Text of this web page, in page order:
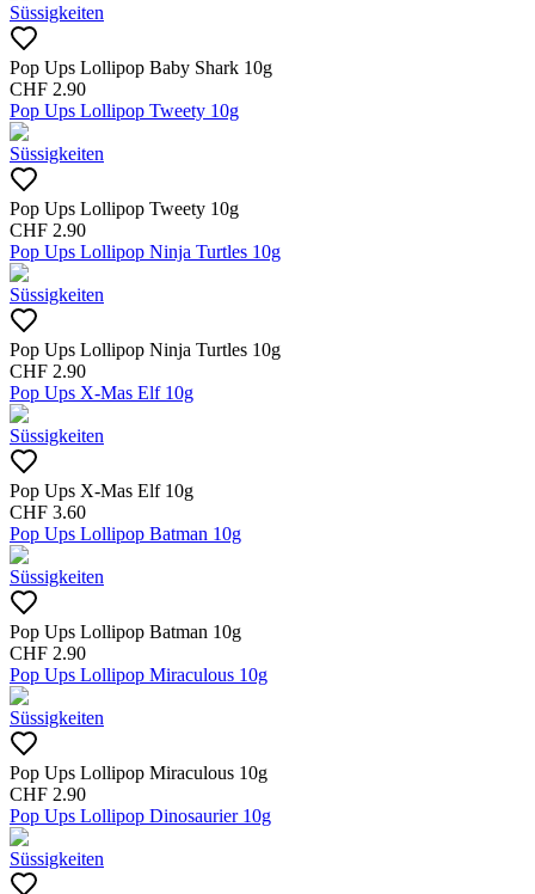
Süssigkeiten
Pop Ups Lollipop Baby Shark 10g
CHF 2.90
Pop Ups Lollipop Tweety 10g
Süssigkeiten
Pop Ups Lollipop Tweety 10g
CHF 2.90
Pop Ups Lollipop Ninja Turtles 10g
Süssigkeiten
Pop Ups Lollipop Ninja Turtles 10g
CHF 2.90
Pop Ups X-Mas Elf 10g
Süssigkeiten
Pop Ups X-Mas Elf 10g
CHF 3.60
Pop Ups Lollipop Batman 10g
Süssigkeiten
Pop Ups Lollipop Batman 10g
CHF 2.90
Pop Ups Lollipop Miraculous 10g
Süssigkeiten
Pop Ups Lollipop Miraculous 10g
CHF 2.90
Pop Ups Lollipop Dinosaurier 10g
Süssigkeiten